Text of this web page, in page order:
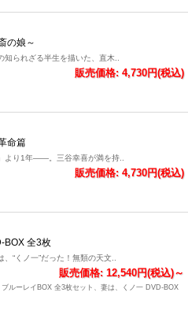
の娘～
知られざる半生を描いた、直木..
販売価格: 4,730円(税込)
命篇
より1年――。三谷幸喜が満を持..
販売価格: 4,730円(税込)
BOX 全3枚
“くノ一”だった！無類の天文..
販売価格: 12,540円(税込)～
ルーレイBOX 全3枚セット、妻は、くノ一 DVD-BOX